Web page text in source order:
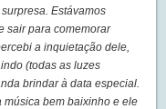
surpresa.Estávamos
sair para comemorar
a inquietação dele,
(todas as luzes
brindar à data especial.
música bem baixinho e ele